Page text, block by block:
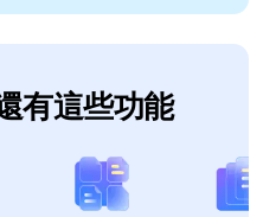
有這些功能